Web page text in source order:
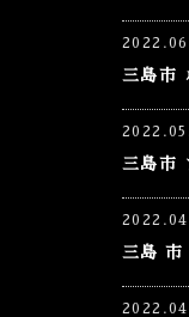
三島市
三島市
三島